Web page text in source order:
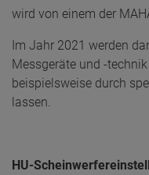
wird von einem der
Im Jahr 2021 werden
Messgeräte und -
beispielsweise durch
lassen.
HU-